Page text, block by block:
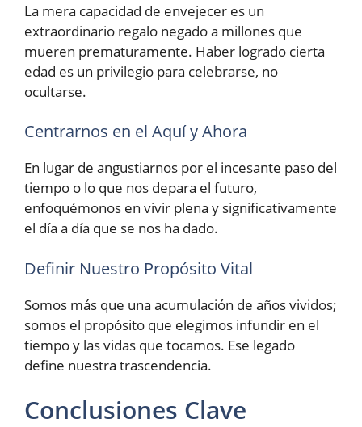
La mera capacidad de envejecer es un
extraordinario regalo negado a millones que
mueren prematuramente. Haber logrado cierta
edad es un privilegio para celebrarse, no
ocultarse.
Centrarnos en el Aquí y Ahora
En lugar de angustiarnos por el incesante paso del
tiempo o lo que nos depara el futuro,
enfoquémonos en vivir plena y significativamente
el día a día que se nos ha dado.
Definir Nuestro Propósito Vital
Somos más que una acumulación de años vividos;
somos el propósito que elegimos infundir en el
tiempo y las vidas que tocamos. Ese legado
define nuestra trascendencia.
Conclusiones Clave